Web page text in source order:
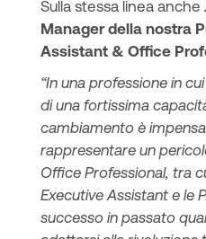
Sulla stessa linea anche
Manager della nostra
Assistant & Office
“In una professione in
di una fortissima
cambiamento è
rappresentare un
Office Professional, tra
Executive Assistant e le
successo in passato